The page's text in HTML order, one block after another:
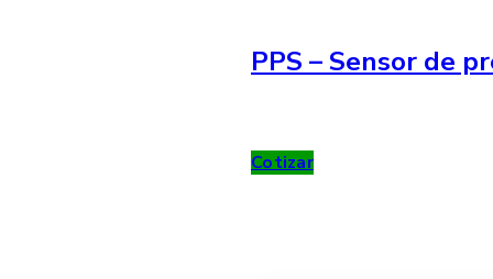
PPS – Sensor de
Cotizar